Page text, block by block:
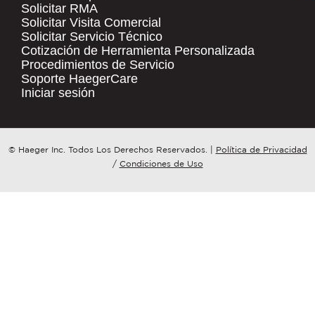
COMPANY NAME*
COUNTRY
REGARDING?*
.
QUICK LINKS
Products
Resources
Contact Us
Tooling Wizard
Solicitar RMA
Solicitar Visita Comercial
Solicitar Servicio Técnico
Cotización de Herramienta Personalizada
Procedimientos de Servicio
Soporte HaegerCare
Iniciar sesión
© Haeger Inc. Todos Los Derechos Reservados.
Política de Privacidad
/ Condiciones de Uso